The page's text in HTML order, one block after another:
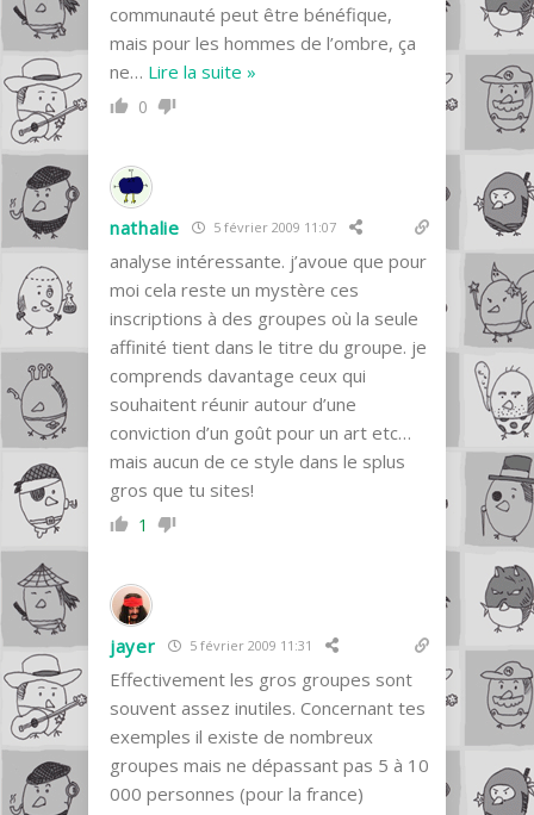
communauté peut être bénéfique,
mais pour les hommes de l’ombre, ça
ne… Lire la suite »
0
nathalie 5 février 2009 11:07
analyse intéressante. j’avoue que pour
moi cela reste un mystère ces
inscriptions à des groupes où la seule
affinité tient dans le titre du groupe. je
comprends davantage ceux qui
souhaitent réunir autour d’une
conviction d’un goût pour un art etc…
mais aucun de ce style dans le splus
gros que tu sites!
1
jayer 5 février 2009 11:31
Effectivement les gros groupes sont
souvent assez inutiles. Concernant tes
exemples il existe de nombreux
groupes mais ne dépassant pas 5 à 10
000 personnes (pour la france)